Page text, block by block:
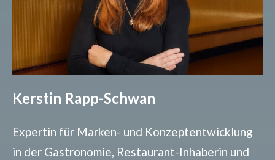
Kerstin Rapp-Schwan
Expertin für Marken- und Konzeptentwicklung
in der Gastronomie, Restaurant-Inhaberin und